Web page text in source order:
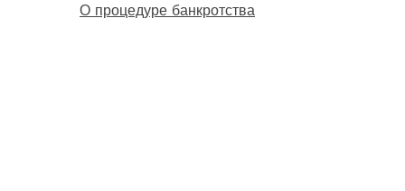
О процедуре банкротства